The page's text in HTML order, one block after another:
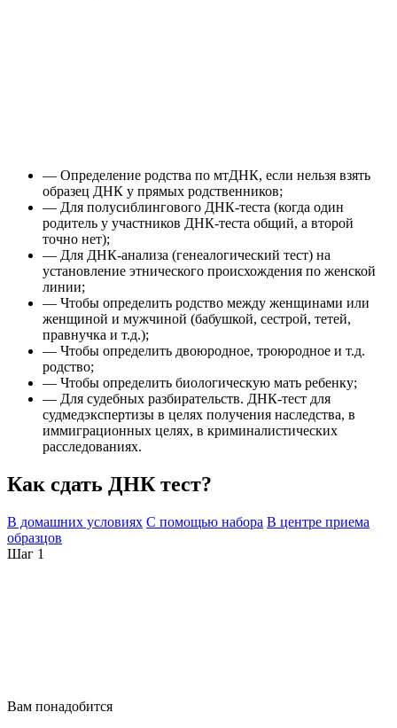
— Определение родства по мтДНК, если нельзя взять
образец ДНК у прямых родственников;
— Для полусиблингового ДНК-теста (когда один
родитель у участников ДНК-теста общий, а второй
точно нет);
— Для ДНК-анализа (генеалогический тест) на
установление этнического происхождения по женской
линии;
— Чтобы определить родство между женщинами или
женщиной и мужчиной (бабушкой, сестрой, тетей,
правнучка и т.д.);
— Чтобы определить двоюродное, троюродное и т.д.
родство;
— Чтобы определить биологическую мать ребенку;
— Для судебных разбирательств. ДНК-тест для
судмедэкспертизы в целях получения наследства, в
иммиграционных целях, в криминалистических
расследованиях.
Как сдать ДНК тест?
В домашних условиях С помощью набора В центре приема
образцов
Шаг 1
Вам понадобится